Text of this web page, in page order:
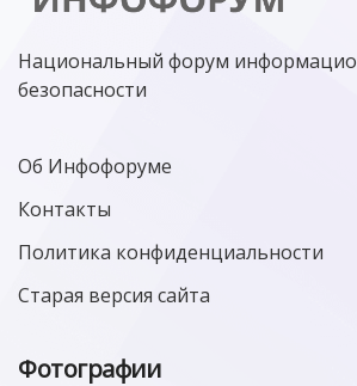
Национальный форум
безопасности
Об Инфофоруме
Контакты
Политика конфиденциальности
Старая версия сайта
Фотографии